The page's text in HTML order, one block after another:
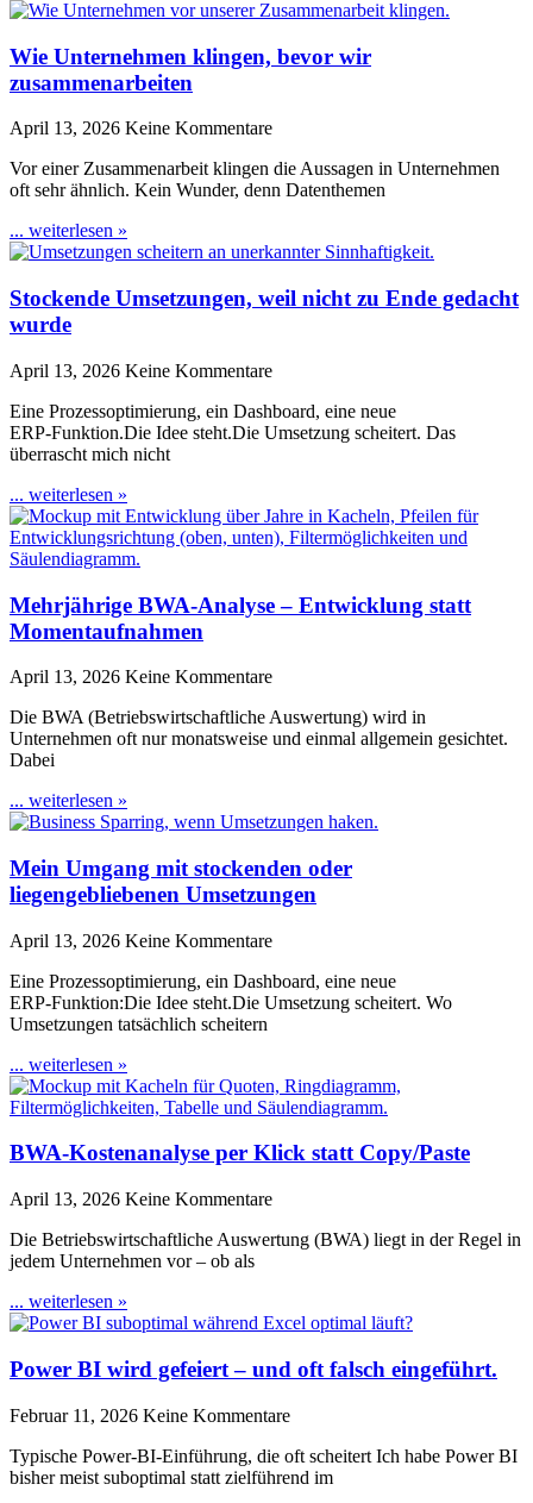
Wie Unternehmen klingen, bevor wir
zusammenarbeiten
April 13, 2026 Keine Kommentare
Vor einer Zusammenarbeit klingen die Aussagen in Unternehmen
oft sehr ähnlich. Kein Wunder, denn Datenthemen
... weiterlesen »
Stockende Umsetzungen, weil nicht zu Ende gedacht
wurde
April 13, 2026 Keine Kommentare
Eine Prozessoptimierung, ein Dashboard, eine neue
ERP‑Funktion.Die Idee steht.Die Umsetzung scheitert. Das
überrascht mich nicht
... weiterlesen »
Mehrjährige BWA-Analyse – Entwicklung statt
Momentaufnahmen
April 13, 2026 Keine Kommentare
Die BWA (Betriebswirtschaftliche Auswertung) wird in
Unternehmen oft nur monatsweise und einmal allgemein gesichtet.
Dabei
... weiterlesen »
Mein Umgang mit stockenden oder
liegengebliebenen Umsetzungen
April 13, 2026 Keine Kommentare
Eine Prozessoptimierung, ein Dashboard, eine neue
ERP‑Funktion:Die Idee steht.Die Umsetzung scheitert. Wo
Umsetzungen tatsächlich scheitern
... weiterlesen »
BWA-Kostenanalyse per Klick statt Copy/Paste
April 13, 2026 Keine Kommentare
Die Betriebswirtschaftliche Auswertung (BWA) liegt in der Regel in
jedem Unternehmen vor – ob als
... weiterlesen »
Power BI wird gefeiert – und oft falsch eingeführt.
Februar 11, 2026 Keine Kommentare
Typische Power-BI-Einführung, die oft scheitert Ich habe Power BI
bisher meist suboptimal statt zielführend im